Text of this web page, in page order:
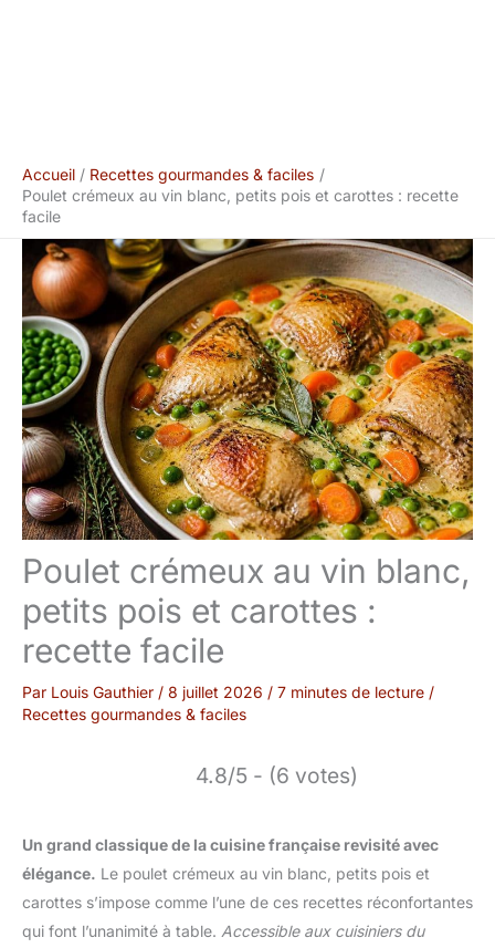
Accueil
Recettes gourmandes & faciles
Poulet crémeux au vin blanc, petits pois et carottes : recette
facile
Poulet crémeux au vin blanc,
petits pois et carottes :
recette facile
Par Louis Gauthier / 8 juillet 2026 / 7 minutes de lecture /
Recettes gourmandes & faciles
4.8/5 - (6 votes)
Un grand classique de la cuisine française revisité avec
élégance. Le poulet crémeux au vin blanc, petits pois et
carottes s’impose comme l’une de ces recettes réconfortantes
qui font l’unanimité à table. Accessible aux cuisiniers du